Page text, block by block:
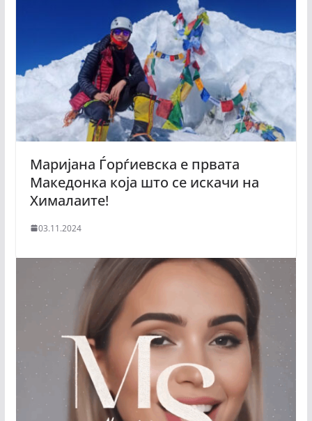
Маријана Ѓорѓиевска е првата
Македонка која што се искачи на
Хималаите!
03.11.2024